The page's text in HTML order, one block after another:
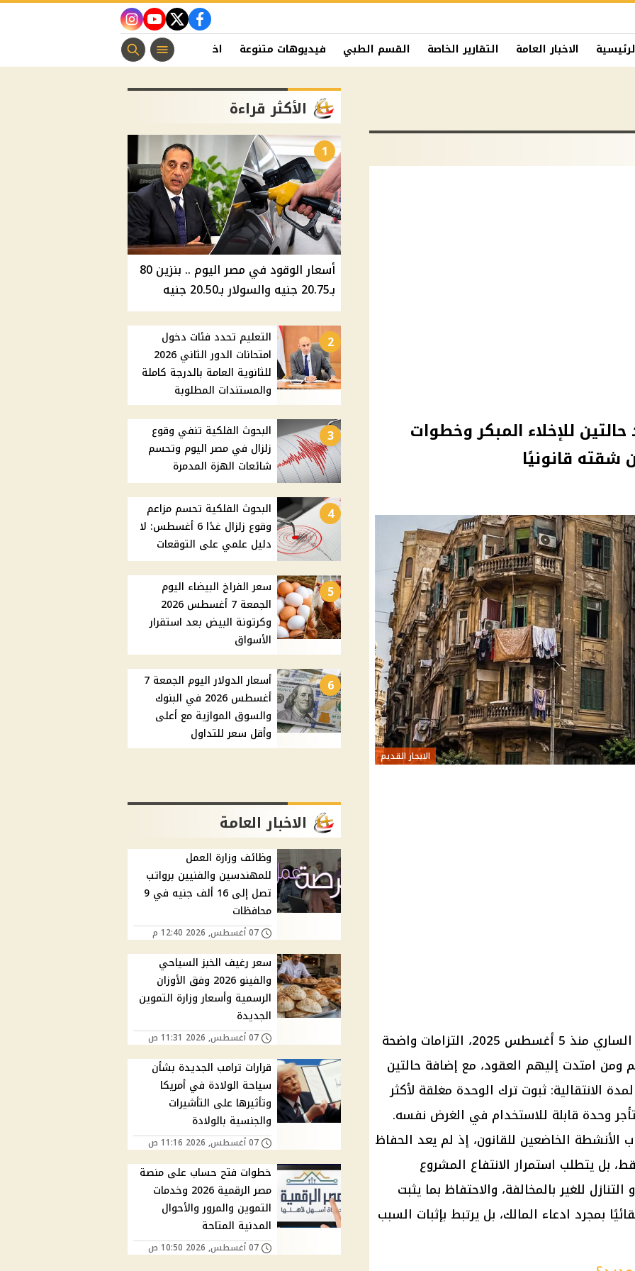
facebook
twitter
youtube
instagram
الاخبار العامة التقارير الخاصة القسم الطبي فيديوهات متنوعة اخبار الفن منوعات مسيحية
للإخلاء المبكر وخطوات
قانونيًا
الايجار القديم
حدد القانون رقم 164 لسنة 2025، الساري منذ 5 أغسطس 2025، التزامات واضحة
ومن امتدت إليهم العقود، مع إضافة حالتين
الانتقالية: ثبوت ترك الوحدة مغلقة لأكثر
وحدة قابلة للاستخدام في الغرض نفسه.
الخاضعين للقانون، إذ لم يعد الحفاظ
بل يتطلب استمرار الانتفاع المشروع
للغير بالمخالفة، والاحتفاظ بما يثبت
بمجرد ادعاء المالك، بل يرتبط بإثبات السبب
الأكثر قراءة
1
أسعار الوقود في مصر اليوم .. بنزين 80
بـ20.75 جنيه والسولار بـ20.50 جنيه
2
التعليم تحدد فئات دخول
امتحانات الدور الثاني 2026
للثانوية العامة بالدرجة كاملة
والمستندات المطلوبة
3
البحوث الفلكية تنفي وقوع
زلزال في مصر اليوم وتحسم
شائعات الهزة المدمرة
4
البحوث الفلكية تحسم مزاعم
وقوع زلزال غدًا 6 أغسطس: لا
دليل علمي على التوقعات
5
سعر الفراخ البيضاء اليوم
الجمعة 7 أغسطس 2026
وكرتونة البيض بعد استقرار
الأسواق
6
أسعار الدولار اليوم الجمعة 7
أغسطس 2026 في البنوك
والسوق الموازية مع أعلى
وأقل سعر للتداول
الاخبار العامة
وظائف وزارة العمل
للمهندسين والفنيين برواتب
تصل إلى 16 ألف جنيه في 9
محافظات
07 أغسطس, 2026 12:40 م
سعر رغيف الخبز السياحي
والفينو 2026 وفق الأوزان
الرسمية وأسعار وزارة التموين
الجديدة
07 أغسطس, 2026 11:31 ص
قرارات ترامب الجديدة بشأن
سياحة الولادة في أمريكا
وتأثيرها على التأشيرات
والجنسية بالولادة
07 أغسطس, 2026 11:16 ص
خطوات فتح حساب على منصة
مصر الرقمية 2026 وخدمات
التموين والمرور والأحوال
المدنية المتاحة
07 أغسطس, 2026 10:50 ص